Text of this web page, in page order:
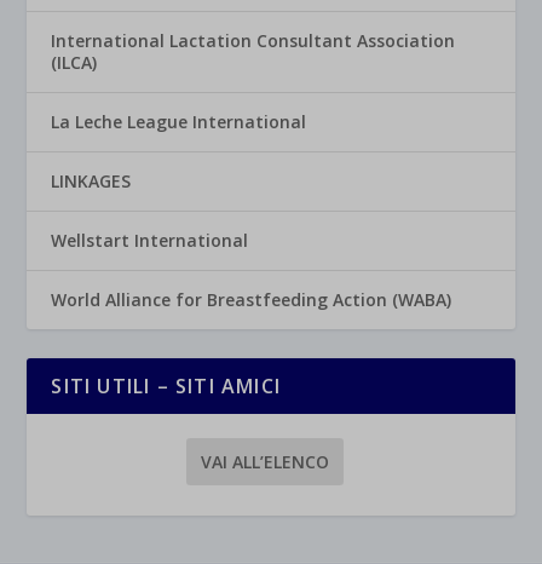
International Lactation Consultant Association
(ILCA)
La Leche League International
LINKAGES
Wellstart International
World Alliance for Breastfeeding Action (WABA)
SITI UTILI – SITI AMICI
VAI ALL’ELENCO